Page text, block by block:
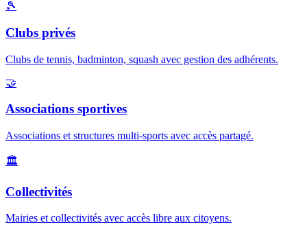
🎾
Clubs privés
Clubs de tennis, badminton, squash avec gestion des adhérents.
🤝
Associations sportives
Associations et structures multi-sports avec accès partagé.
🏛️
Collectivités
Mairies et collectivités avec accès libre aux citoyens.